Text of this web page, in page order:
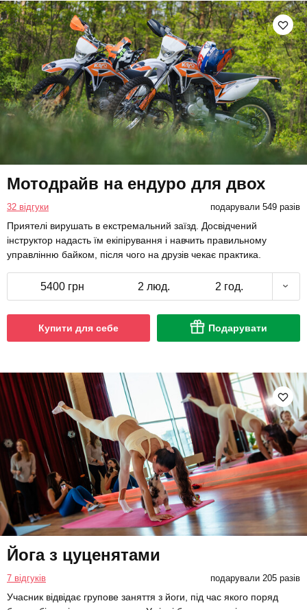
Мотодрайв на ендуро для двох
32 відгуки подарували 549 разів
Приятелі вирушать в екстремальний заїзд. Досвідчений
інструктор надасть їм екіпірування і навчить правильному
управлінню байком, після чого на друзів чекає практика.
5400 грн 2 люд. 2 год.
Купити для себе Подарувати
Йога з цуценятами
7 відгуків подарували 205 разів
Учасник відвідає групове заняття з йоги, під час якого поряд